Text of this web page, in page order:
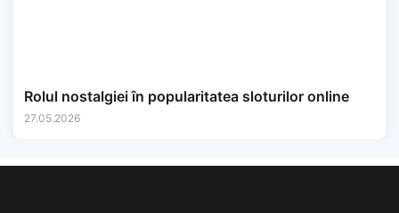
Rolul nostalgiei în popularitatea sloturilor online
27.05.2026